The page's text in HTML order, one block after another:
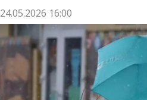
24.05.2026 16:00